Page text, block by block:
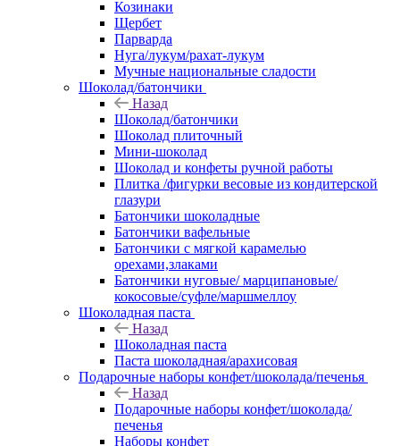
Козинаки
Щербет
Парварда
Нуга/лукум/рахат-лукум
Мучные национальные сладости
Шоколад/батончики
Назад
Шоколад/батончики
Шоколад плиточный
Мини-шоколад
Шоколад и конфеты ручной работы
Плитка /фигурки весовые из кондитерской
глазури
Батончики шоколадные
Батончики вафельные
Батончики с мягкой карамелью
орехами,злаками
Батончики нуговые/ марципановые/
кокосовые/суфле/маршмеллоу
Шоколадная паста
Назад
Шоколадная паста
Паста шоколадная/арахисовая
Подарочные наборы конфет/шоколада/печенья
Назад
Подарочные наборы конфет/шоколада/
печенья
Наборы конфет